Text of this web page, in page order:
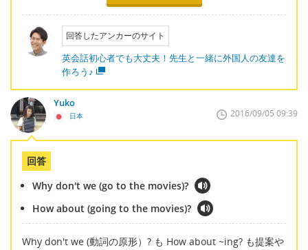
回答したアンカーのサイト
英会話初心者でも大丈夫！先生と一緒に外国人の友達を
作ろう♪
Yuko
日本 2016/09/05 09:39
回答
Why don't we (go to the movies)?
How about (going to the movies)?
Why don't we (動詞の原形）? も How about ~ing? も提案や